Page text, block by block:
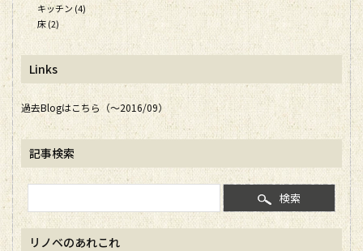
キッチン (4)
床 (2)
Links
過去Blogはこちら（～2016/09）
記事検索
検索
リノベのあれこれ